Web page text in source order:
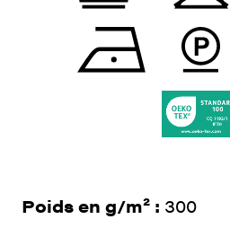
Poids en g/m² : 300